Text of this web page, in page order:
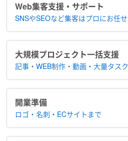
Web集客支援・サポート
SNSやSEOなど集客は​プロにお任せ
大規模プロジェクト​一括支援
記事・WEB制作・動画・大量タスク
開業準備
ロゴ・名刺・ECサイトまで